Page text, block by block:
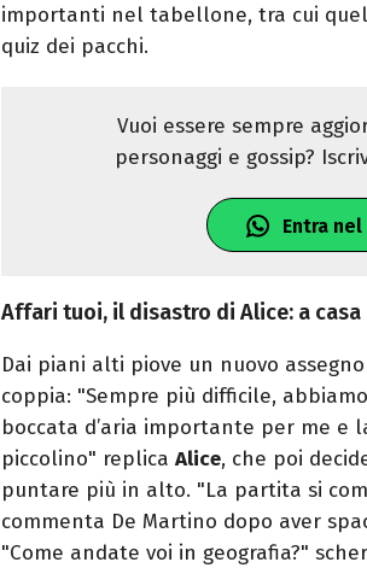
importanti nel tabellone, tra cui
quiz dei pacchi.
Vuoi essere sempre
personaggi e gossip?
Entra
Affari tuoi, il disastro di Alice: a casa
Dai piani alti piove un nuovo
coppia: "Sempre più difficile,
boccata d’aria importante per me e
piccolino" replica Alice, che poi
puntare più in alto. "La partita si
commenta De Martino dopo aver
"Come andate voi in geografia?"